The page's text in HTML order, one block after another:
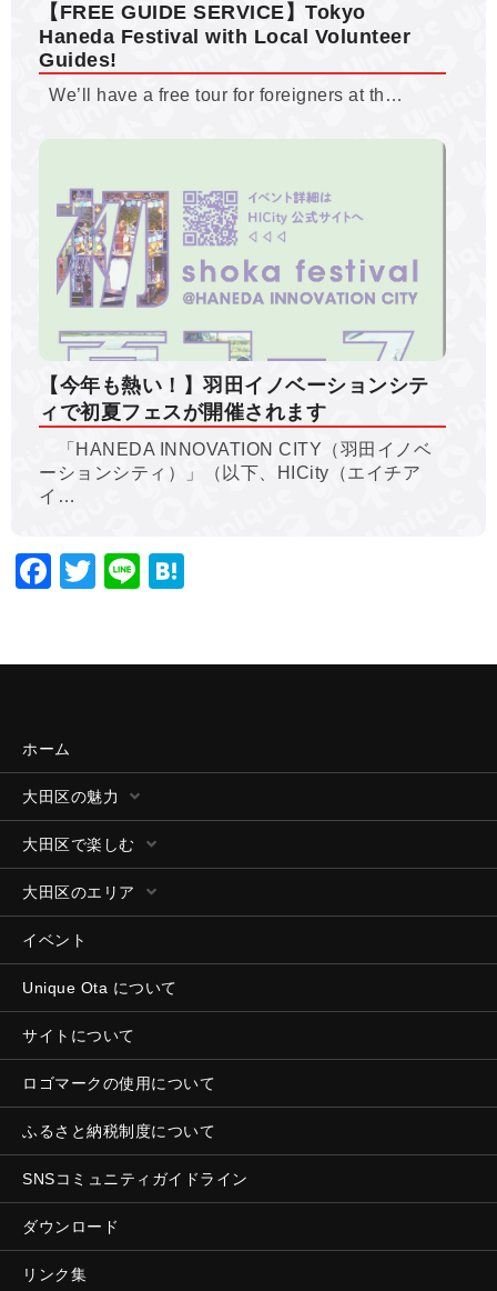
【FREE GUIDE SERVICE】Tokyo
Haneda Festival with Local Volunteer
Guides!
We’ll have a free tour for foreigners at th…
【今年も熱い！】羽田イノベーションシテ
ィで初夏フェスが開催されます
「HANEDA INNOVATION CITY（羽田イノベ
ーションシティ）」（以下、HICity（エイチア
イ…
Facebook
Twitter
Line
ホーム
大田区の魅力
大田区で楽しむ
大田区のエリア
イベント
Unique Ota について
サイトについて
ロゴマークの使用について
ふるさと納税制度について
SNSコミュニティガイドライン
ダウンロード
リンク集